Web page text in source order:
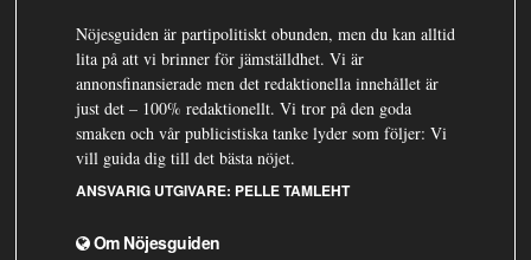
Nöjesguiden är partipolitiskt obunden, men du kan alltid
lita på att vi brinner för jämställdhet. Vi är
annonsfinansierade men det redaktionella innehållet är
just det – 100% redaktionellt. Vi tror på den goda
smaken och vår publicistiska tanke lyder som följer: Vi
vill guida dig till det bästa nöjet.
ANSVARIG UTGIVARE: PELLE TAMLEHT
Om Nöjesguiden